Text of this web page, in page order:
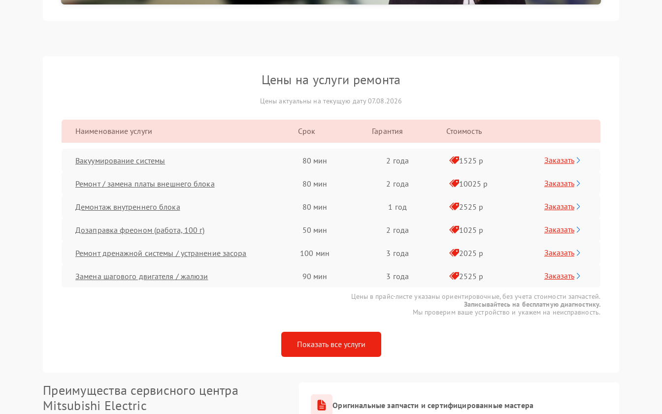
Цены на услуги ремонта
Цены актуальны на текущую дату 07.08.2026
Наименование услуги Срок Гарантия Стоимость
Вакуумирование системы 80 мин 2 года 1525 р Заказать
Ремонт / замена платы внешнего блока 80 мин 2 года 10025 р Заказать
Демонтаж внутреннего блока 80 мин 1 год 2525 р Заказать
Дозаправка фреоном (работа, 100 г) 50 мин 2 года 1025 р Заказать
Ремонт дренажной системы / устранение засора 100 мин 3 года 2025 р Заказать
Замена шагового двигателя / жалюзи 90 мин 3 года 2525 р Заказать
Цены в прайс-листе указаны ориентировочные, без учета стоимости запчастей.
Записывайтесь на бесплатную диагностику.
Мы проверим ваше устройство и укажем на неисправность.
Показать все услуги
Преимущества сервисного центра
Mitsubishi Electric
Оригинальные запчасти и сертифицированные мастера